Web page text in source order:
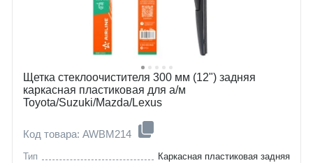
Щетка стеклоочистителя 300 мм (12") задняя
каркасная пластиковая для а/м
Toyota/Suzuki/Mazda/Lexus
Код товара: AWBM214
Тип
Каркасная пластиковая задняя